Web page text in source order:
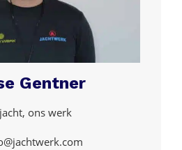
Gentner
ons werk